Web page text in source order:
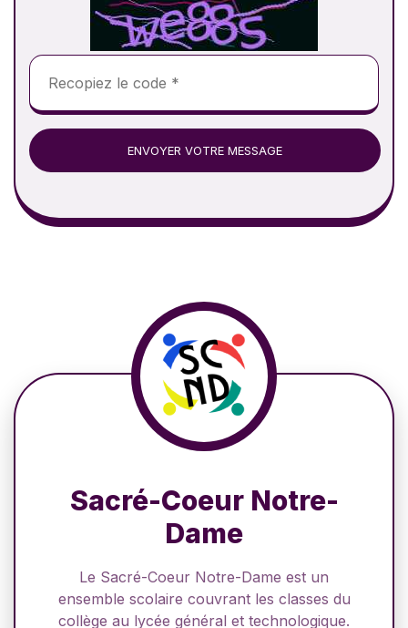
ENVOYER VOTRE MESSAGE
Sacré-Coeur Notre-
Dame
Le Sacré-Coeur Notre-Dame est un
ensemble scolaire couvrant les classes du
collège au lycée général et technologique.